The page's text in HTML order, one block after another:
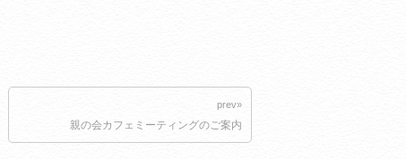
prev»
親の会カフェミーティングのご案内